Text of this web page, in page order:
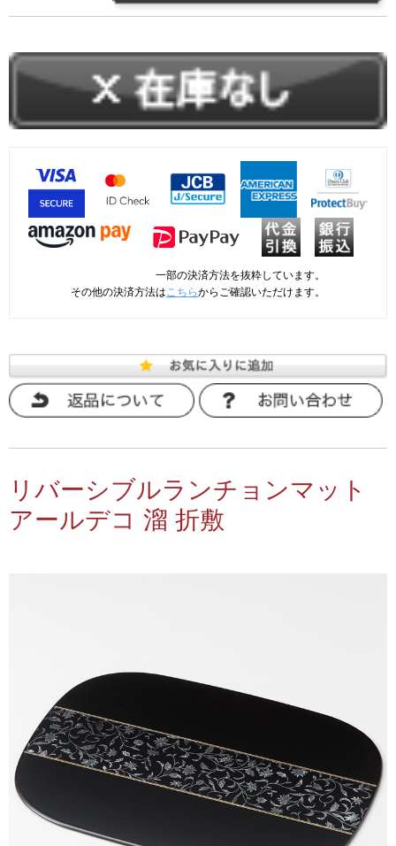
一部の決済方法を抜粋しています。
その他の決済方法は こちらからご確認いただけます。
リバーシブルランチョンマット
アールデコ 溜 折敷